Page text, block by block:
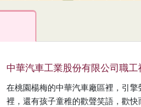
中華汽車工業股份有限公司職工
在桃園楊梅的中華汽車廠區裡，引
裡，還有孩子童稚的歡聲笑語，歡